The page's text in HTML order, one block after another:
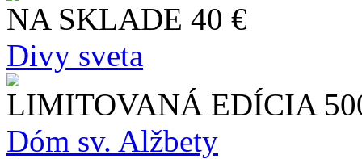
NA SKLADE 40 €
Divy sveta
LIMITOVANÁ EDÍCIA
Dóm sv. Alžbety